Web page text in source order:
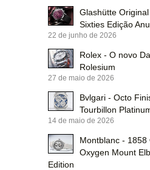
Glashütte
Sixties Edição
22 de junho de 2026
Rolex - O novo
Rolesium
27 de maio de 2026
Bvlgari - Octo
Tourbillon
14 de maio de 2026
Montblanc - 1858
Oxygen Mount
Edition